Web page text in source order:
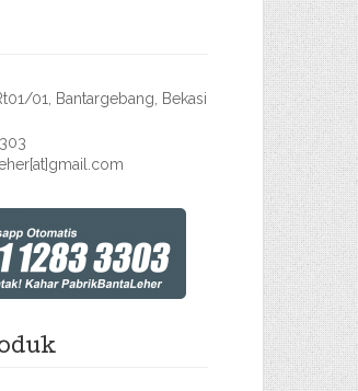
01, Bantargebang, Bekasi